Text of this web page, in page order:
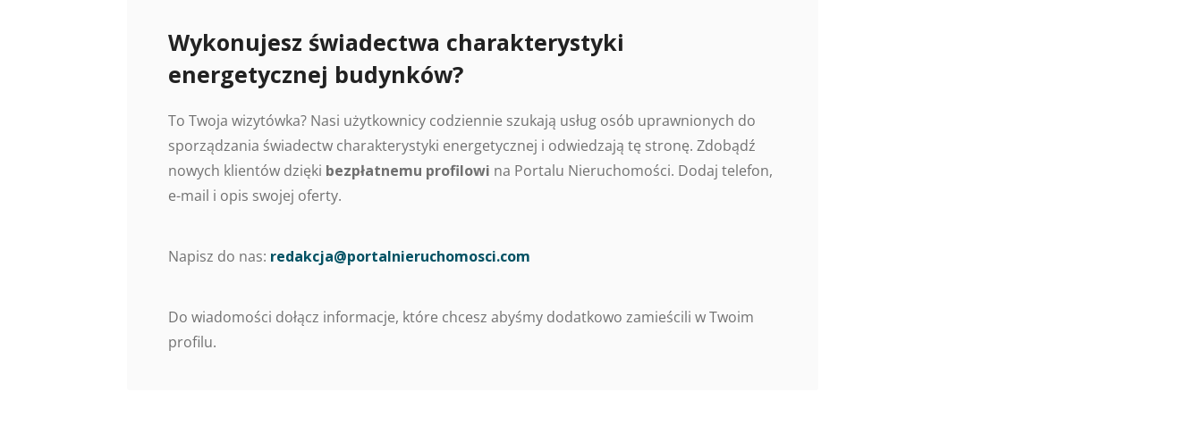
Wykonujesz świadectwa charakterystyki
energetycznej budynków?
To Twoja wizytówka? Nasi użytkownicy codziennie szukają usług osób uprawnionych do
sporządzania świadectw charakterystyki energetycznej i odwiedzają tę stronę. Zdobądź
nowych klientów dzięki bezpłatnemu profilowi na Portalu Nieruchomości. Dodaj telefon,
e-mail i opis swojej oferty.
Napisz do nas: redakcja@portalnieruchomosci.com
Do wiadomości dołącz informacje, które chcesz abyśmy dodatkowo zamieścili w Twoim
profilu.